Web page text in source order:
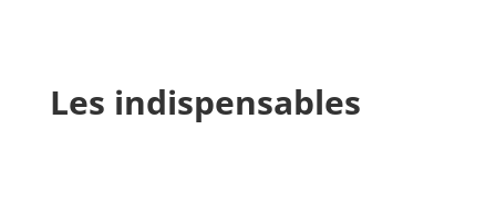
Les indispensables